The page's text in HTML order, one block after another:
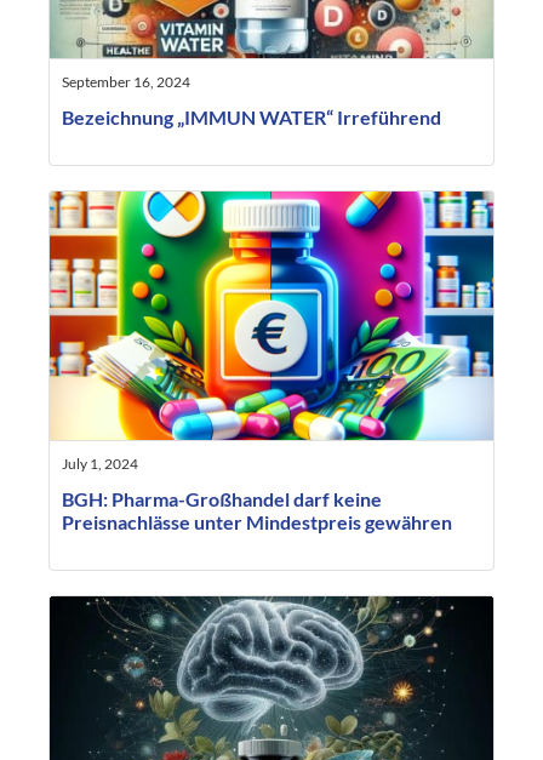
September 16, 2024
Bezeichnung „IMMUN WATER“ Irreführend
July 1, 2024
BGH: Pharma-Großhandel darf keine
Preisnachlässe unter Mindestpreis gewähren